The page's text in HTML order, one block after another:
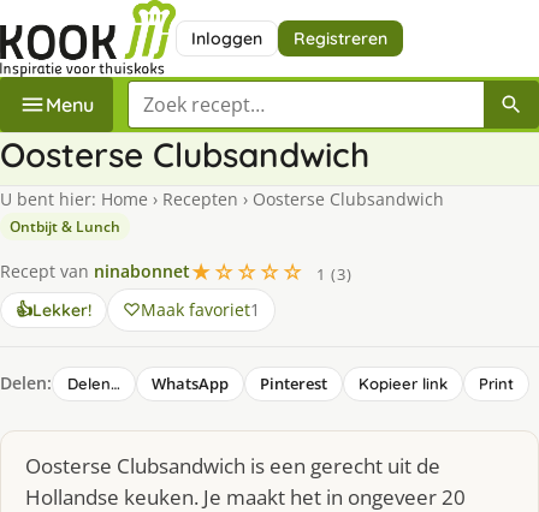
Inloggen Registreren
Menu Zoek een recept
Oosterse Clubsandwich
U bent hier: Home › Recepten › Oosterse Clubsandwich
Ontbijt & Lunch
Recept van ninabonnet★☆☆☆☆
1 (3)
👍Lekker! Maak favoriet1
Delen: Delen… WhatsApp Pinterest Kopieer link Print
Oosterse Clubsandwich is een gerecht uit de
Hollandse keuken. Je maakt het in ongeveer 20